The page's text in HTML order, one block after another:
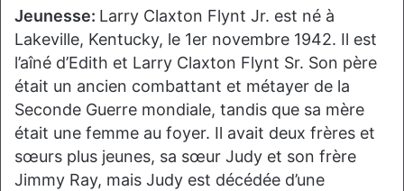
Jeunesse: Larry Claxton Flynt Jr. est né à
Lakeville, Kentucky, le 1er novembre 1942. Il est
l’aîné d’Edith et Larry Claxton Flynt Sr. Son père
était un ancien combattant et métayer de la
Seconde Guerre mondiale, tandis que sa mère
était une femme au foyer. Il avait deux frères et
sœurs plus jeunes, sa sœur Judy et son frère
Jimmy Ray, mais Judy est décédée d’une